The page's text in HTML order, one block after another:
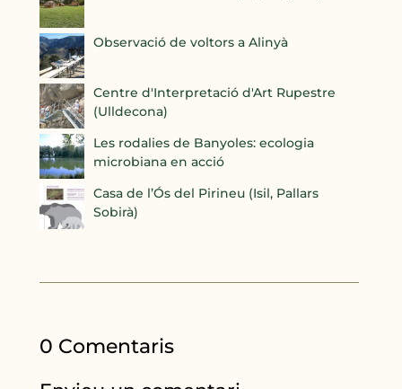
Observació de voltors a Alinyà
Centre d'Interpretació d'Art Rupestre
(Ulldecona)
Les rodalies de Banyoles: ecologia
microbiana en acció
Casa de l’Ós del Pirineu (Isil, Pallars
Sobirà)
0 Comentaris